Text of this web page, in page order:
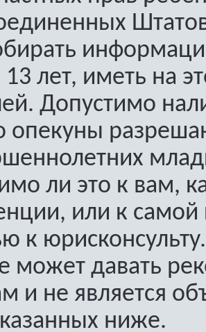
лет, иметь на
Допустимо
опекуны
ли это к вам,
или к самой
к
может давать
и не является
ниже.